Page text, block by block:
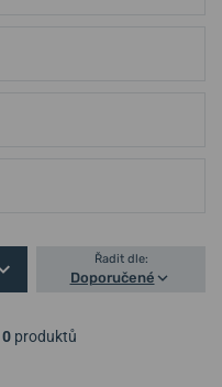
Řadit dle:
Doporučené
0 produktů